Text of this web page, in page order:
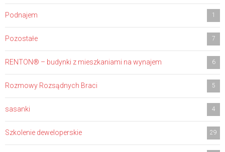
Podnajem 1
Pozostałe 7
RENTON® – budynki z mieszkaniami na wynajem 6
Rozmowy Rozsądnych Braci 5
sasanki 4
Szkolenie deweloperskie 29